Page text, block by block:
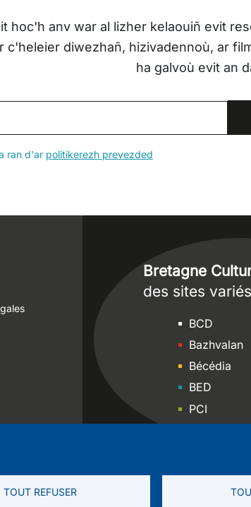
hoc'h anv war al lizher kelaouiñ evit
c'heleier diwezhañ, hizivadennoù, ar
ha galvoù evit an
ran d'ar politikerezh prevezded
Bretagne
des sites
SitesBCD
Bazhvalan
Bécédia
BED
PCI
TOUT REFUSER